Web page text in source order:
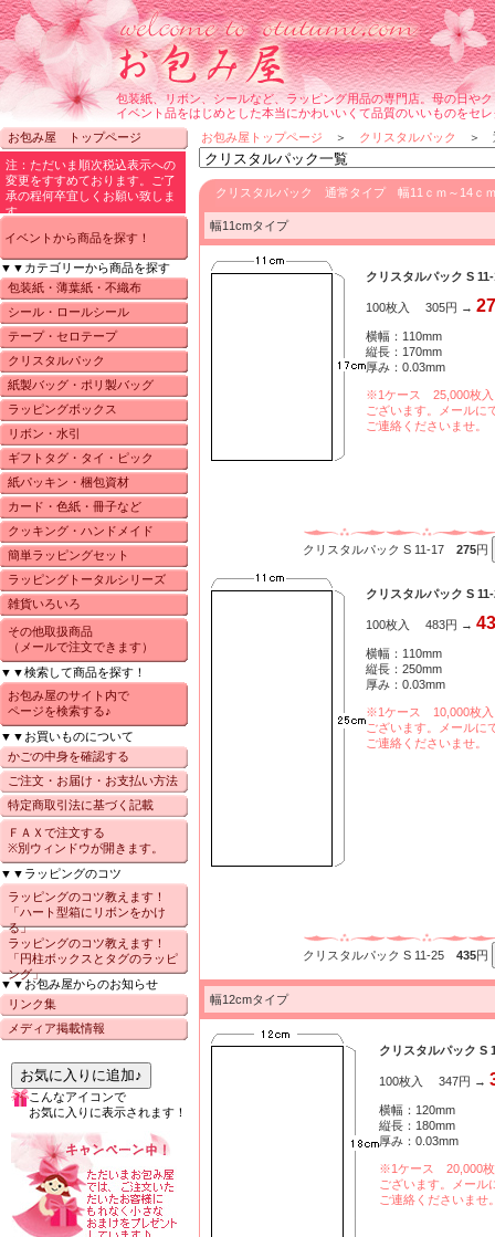
包装紙、リボン、シールなど、ラッピング用品の専門店。母の日や
イベント品をはじめとした本当にかわいいくて品質のいいものをセ
お包み屋 トップページ
イベントから商品を探す！
▼▼カテゴリーから商品を探す
包装紙・薄葉紙・不織布
シール・ロールシール
テープ・セロテープ
クリスタルパック
紙製バッグ・ポリ製バッグ
ラッピングボックス
リボン・水引
ギフトタグ・タイ・ピック
紙パッキン・梱包資材
カード・色紙・冊子など
クッキング・ハンドメイド
簡単ラッピングセット
ラッピングトータルシリーズ
雑貨いろいろ
その他取扱商品
（メールで注文できます）
▼▼検索して商品を探す！
お包み屋のサイト内で
ページを検索する♪
▼▼お買いものについて
かごの中身を確認する
ご注文・お届け・お支払い方法
特定商取引法に基づく記載
ＦＡＸで注文する
※別ウィンドウが開きます。
▼▼ラッピングのコツ
ラッピングのコツ教えます！
「ハート型箱にリボンをかけ
る」
ラッピングのコツ教えます！
「円柱ボックスとタグのラッピ
ング」
▼▼お包み屋からのお知らせ
リンク集
メディア掲載情報
お気に入りに追加♪
こんなアイコンで
お気に入りに表示されます！
お包み屋トップページ ＞ クリスタルパック ＞
クリスタルパック 通常タイプ 幅11ｃｍ～14ｃ
幅11cmタイプ
クリスタルパック S
100枚入 305円 →
横幅：110mm
縦長：170mm
厚み：0.03mm
※1ケース 25,000枚入
ございます。メールに
ご連絡くださいませ。
クリスタルパック S 11-17 275円
クリスタルパック S
100枚入 483円 →
横幅：110mm
縦長：250mm
厚み：0.03mm
※1ケース 10,000枚入
ございます。メールに
ご連絡くださいませ。
クリスタルパック S 11-25 435円
幅12cmタイプ
クリスタルパック S
100枚入 347円 →
横幅：120mm
縦長：180mm
厚み：0.03mm
※1ケース 20,000枚
ございます。メール
ご連絡くださいませ